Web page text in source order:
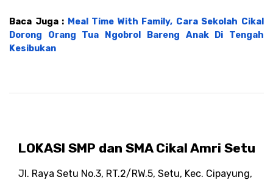
Baca Juga : Meal Time With Family, Cara Sekolah Cikal
Dorong Orang Tua Ngobrol Bareng Anak Di Tengah
Kesibukan
LOKASI SMP dan SMA Cikal Amri Setu
Jl. Raya Setu No.3, RT.2/RW.5, Setu, Kec. Cipayung,